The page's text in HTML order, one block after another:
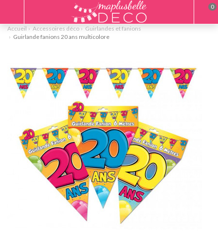
Accueil Accessoires déco
Guirlandes et fanions
Guirlande fanions 20 ans multicolore
0